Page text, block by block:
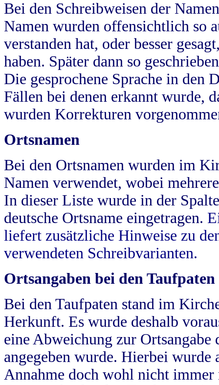
Bei den Schreibweisen der
Namen wurden offensichtlich so
verstanden hat, oder besser
haben. Später dann so
Die gesprochene Sprache in
Fällen bei denen erkannt wurde,
wurden Korrekturen
Ortsnamen
Bei den Ortsnamen wurden im
Namen verwendet, wobei
In dieser Liste wurde in der
deutsche Ortsname eingetragen.
liefert zusätzliche Hinweise zu
verwendeten Schreibvarianten.
Ortsangaben bei den Taufpaten
Bei den Taufpaten stand im
Herkunft. Es wurde deshalb
eine Abweichung zur
angegeben wurde. Hierbei wurde
Annahme doch wohl nicht